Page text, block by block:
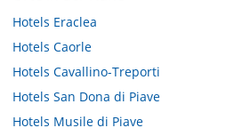
Hotels Eraclea
Hotels Caorle
Hotels Cavallino-Treporti
Hotels San Dona di Piave
Hotels Musile di Piave